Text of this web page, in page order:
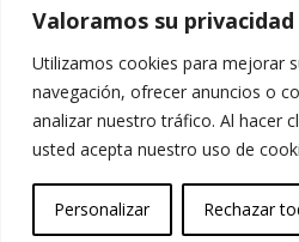
Valoramos su privacidad
Utilizamos cookies para mejorar
navegación, ofrecer anuncios o
analizar nuestro tráfico. Al hacer
usted acepta nuestro uso de
Personalizar Rechazar
Garantia y Autenticidad
Política de Privacidad
Mi cuenta
Vessali Joyería, derechos